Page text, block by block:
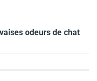
odeurs de chat